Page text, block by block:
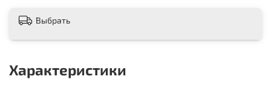
Выбрать
Характеристики